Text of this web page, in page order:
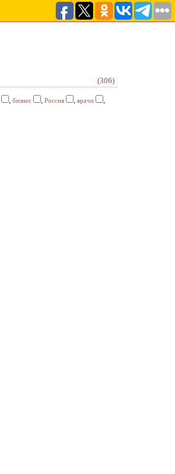
(306)
, бизнес , Россия , врачи ,